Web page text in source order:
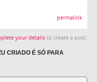
permalink
your details to create a post.
CRIADO É SÓ PARA